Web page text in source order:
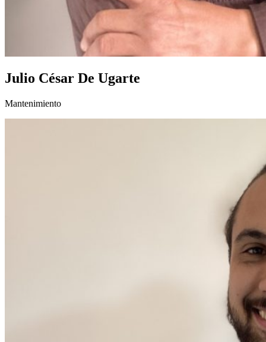
Julio César De Ugarte
Mantenimiento